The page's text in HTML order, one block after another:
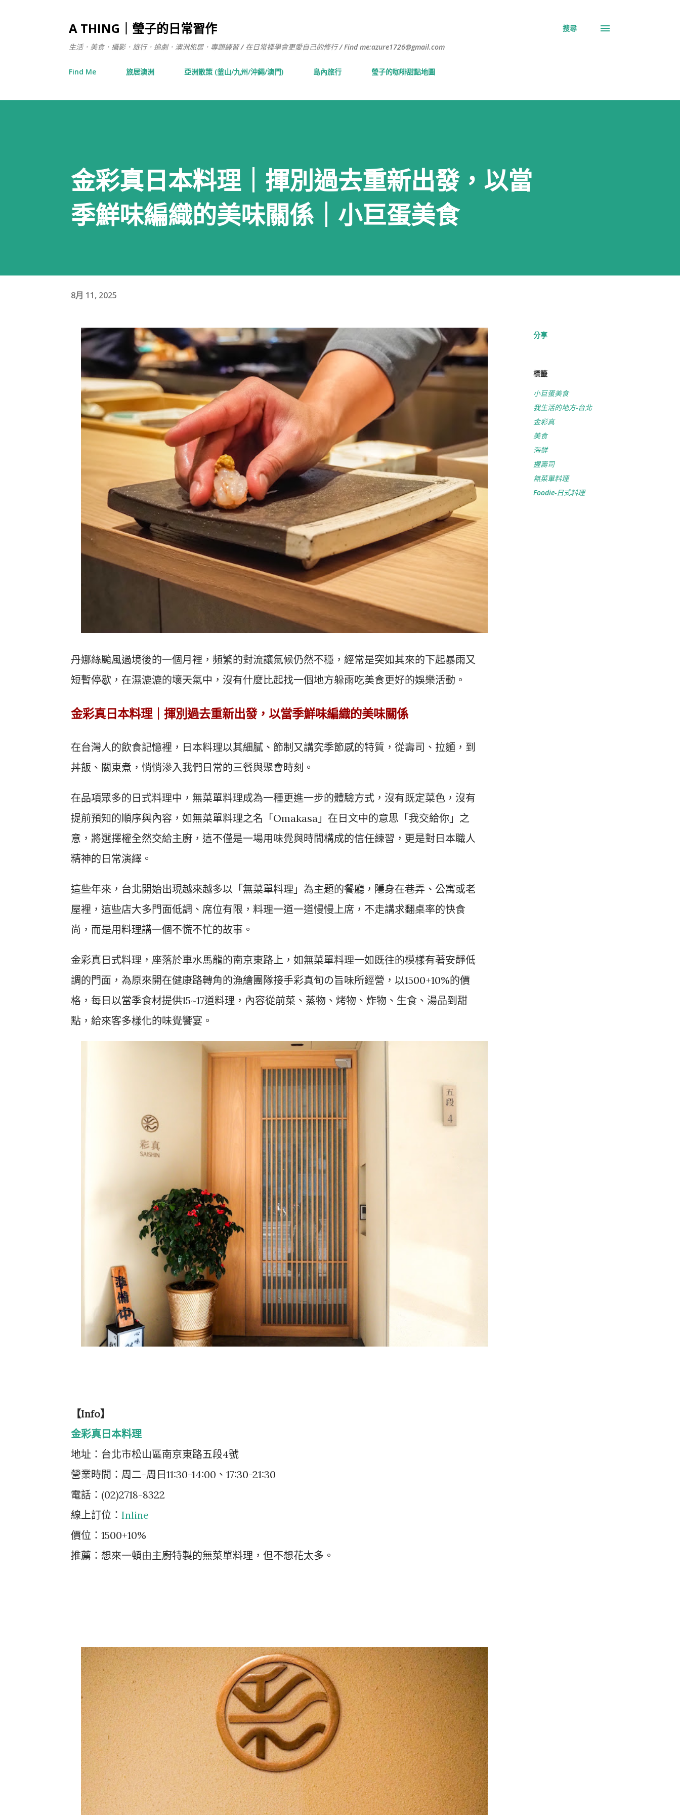
A THING｜瑩子的日常習作
生活．美食．攝影．旅行．追劇．澳洲旅居．專題練習 / 在日常裡學會更愛自己的修行 / Find me:azure1726@gmail.com
搜尋
Find Me 旅居澳洲 亞洲散策 (釜山/九州/沖繩/澳門) 島內旅行 瑩子的咖啡甜點地圖
金彩真日本料理｜揮別過去重新出發，以當
季鮮味編織的美味關係｜小巨蛋美食
8月 11, 2025
丹娜絲颱風過境後的一個月裡，頻繁的對流讓氣候仍然不穩，經常是突如其來的下起暴雨又
短暫停歇，在濕漉漉的壞天氣中，沒有什麼比起找一個地方躲雨吃美食更好的娛樂活動。
金彩真日本料理｜揮別過去重新出發，以當季鮮味編織的美味關係
在台灣人的飲食記憶裡，日本料理以其細膩、節制又講究季節感的特質，從壽司、拉麵，到
丼飯、關東煮，悄悄滲入我們日常的三餐與聚會時刻。
在品項眾多的日式料理中，無菜單料理成為一種更進一步的體驗方式，沒有既定菜色，沒有
提前預知的順序與內容，如無菜單料理之名「Omakasa」在日文中的意思「我交給你」之
意，將選擇權全然交給主廚，這不僅是一場用味覺與時間構成的信任練習，更是對日本職人
精神的日常演繹。
這些年來，台北開始出現越來越多以「無菜單料理」為主題的餐廳，隱身在巷弄、公寓或老
屋裡，這些店大多門面低調、席位有限，料理一道一道慢慢上席，不走講求翻桌率的快食
尚，而是用料理講一個不慌不忙的故事。
金彩真日式料理，座落於車水馬龍的南京東路上，如無菜單料理一如既往的模樣有著安靜低
調的門面，為原來開在健康路轉角的漁繪團隊接手彩真旬の旨味所經營，以1500+10%的價
格，每日以當季食材提供15~17道料理，內容從前菜、蒸物、烤物、炸物、生食、湯品到甜
點，給來客多樣化的味覺饗宴。
【Info】
金彩真日本料理
地址：台北市松山區南京東路五段4號
營業時間：周二-周日11:30-14:00、17:30-21:30
電話：(02)2718-8322
線上訂位： Inline
價位：1500+10%
推薦：想來一頓由主廚特製的無菜單料理，但不想花太多。
分享
標籤
小巨蛋美食
我生活的地方-台北
金彩真
美食
海鮮
握壽司
無菜單料理
Foodie-日式料理